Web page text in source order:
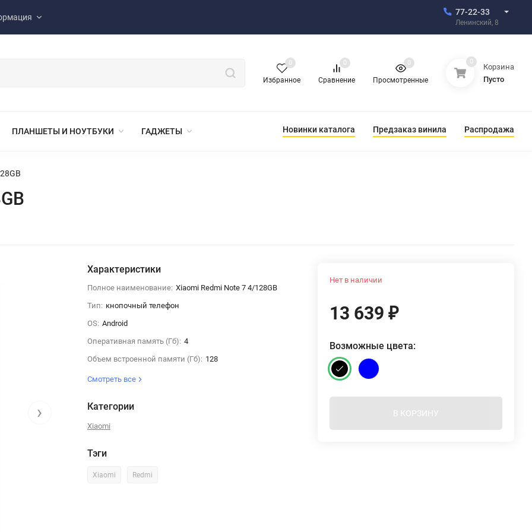
77-22-33
Ленинский, 8
Избранное
0
Сравнение
0
Просмотренные
0 0
Корзина
Пусто
ПЛАНШЕТЫ И НОУТБУКИ ГАДЖЕТЫ Новинки каталога Предзаказ винила Распродажа
›
Характеристики
Полное наименование: Xiaomi Redmi Note 7 4/128GB
Тип: кнопочный телефон
OS: Android
Оперативная память (Гб): 4
Объем встроенной памяти (Гб): 128
Смотреть все
Категории
Xiaomi
Тэги
Xiaomi Redmi
Нет в наличии
13 639₽
Возможные цвета:
В КОРЗИНУ